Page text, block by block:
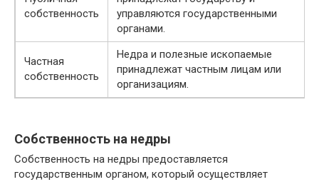
собственность
управляются государственными
органами.
Частная
собственность
Недра и полезные ископаемые
принадлежат частным лицам или
организациям.
Собственность на недры
Собственность на недры предоставляется
государственным органом, который осуществляет